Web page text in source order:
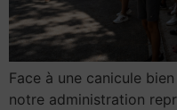
Face à une canicule
notre administration